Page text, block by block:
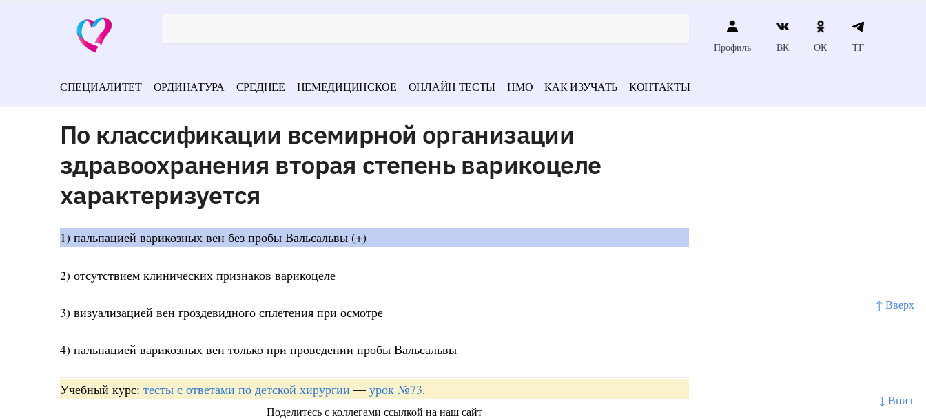
↑ Вверх
↓ Вниз
Профиль ВК ОК ТГ
СПЕЦИАЛИТЕТ ОРДИНАТУРА СРЕДНЕЕ НЕМЕДИЦИНСКОЕ ОНЛАЙН ТЕСТЫ НМО КАК ИЗУЧАТЬ КОНТАКТЫ
По классификации всемирной организации
здравоохранения вторая степень варикоцеле
характеризуется
1) пальпацией варикозных вен без пробы Вальсальвы (+)
2) отсутствием клинических признаков варикоцеле
3) визуализацией вен гроздевидного сплетения при осмотре
4) пальпацией варикозных вен только при проведении пробы Вальсальвы
Учебный курс: тесты с ответами по детской хирургии — урок №73.
Поделитесь с коллегами ссылкой на наш сайт